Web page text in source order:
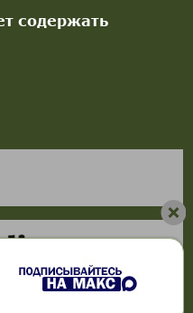
содержать